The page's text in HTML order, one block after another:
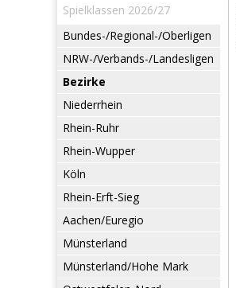
Spielklassen 2026/27
Bundes-/Regional-/Oberligen
NRW-/Verbands-/Landesligen
Bezirke
Niederrhein
Rhein-Ruhr
Rhein-Wupper
Köln
Rhein-Erft-Sieg
Aachen/Euregio
Münsterland
Münsterland/Hohe Mark